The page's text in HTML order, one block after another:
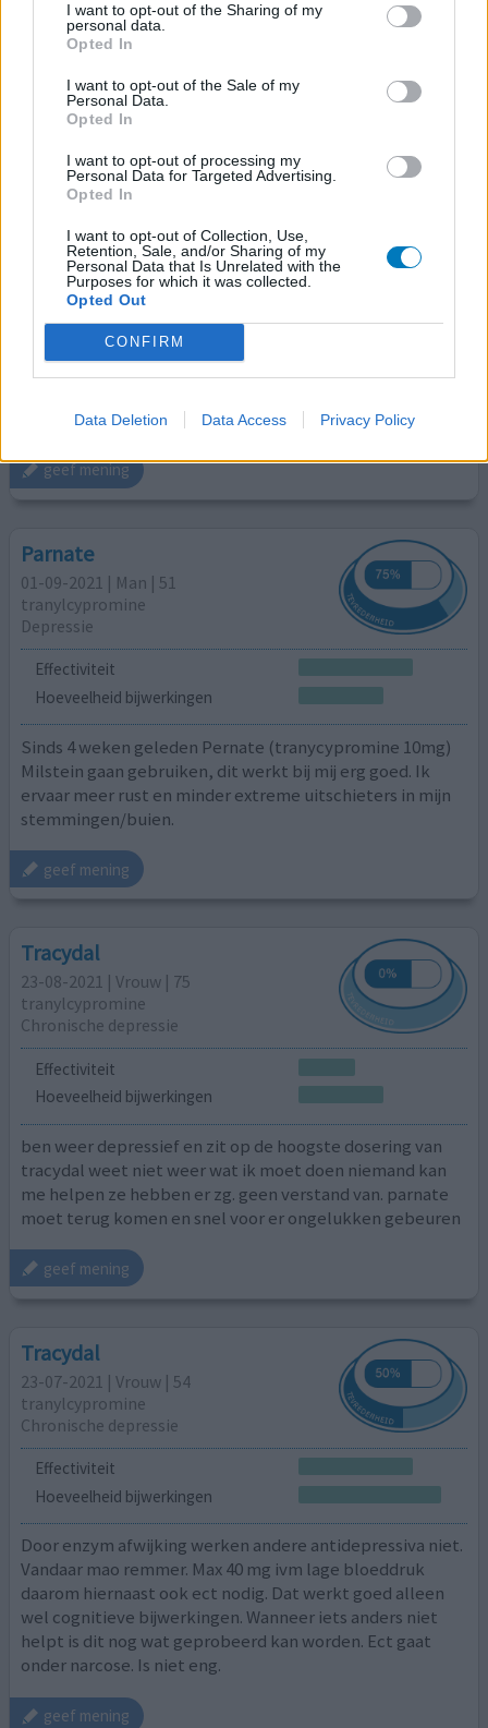
I want to opt-out of the Sharing of my
personal data.
Opted In
I want to opt-out of the Sale of my
Personal Data.
Opted In
I want to opt-out of processing my
Personal Data for Targeted Advertising.
Opted In
I want to opt-out of Collection, Use,
Retention, Sale, and/or Sharing of my
Personal Data that Is Unrelated with the
Purposes for which it was collected.
Opted Out
CONFIRM
Data Deletion Data Access Privacy Policy
Parnate
21-10-2021 | Man | 29
tranylcypromine
Bipolaire stoornis
Effectiviteit
Hoeveelheid bijwerkingen
Een jaar Parnate (origineel product) gebruikt, ingevoerd
uit Canada, en geen effect ondanks dosisverhogingen. Als
er iemand interesse heeft om de resterende hoeveelheid
over te kopen, laat zeker iets weten. Want de kostprijs
van het originele product is aanzienlijk... (Red: in de
meer...]
geef mening
Parnate
01-09-2021 | Man | 51
tranylcypromine
Depressie
Effectiviteit
Hoeveelheid bijwerkingen
Sinds 4 weken geleden Pernate (tranycypromine 10mg)
Milstein gaan gebruiken, dit werkt bij mij erg goed. Ik
ervaar meer rust en minder extreme uitschieters in mijn
stemmingen/buien.
geef mening
Tracydal
23-08-2021 | Vrouw | 75
tranylcypromine
Chronische depressie
Effectiviteit
Hoeveelheid bijwerkingen
ben weer depressief en zit op de hoogste dosering van
tracydal weet niet weer wat ik moet doen niemand kan
me helpen ze hebben er zg. geen verstand van. parnate
moet terug komen en snel voor er ongelukken gebeuren
geef mening
Tracydal
23-07-2021 | Vrouw | 54
tranylcypromine
Chronische depressie
Effectiviteit
Hoeveelheid bijwerkingen
Door enzym afwijking werken andere antidepressiva niet.
Vandaar mao remmer. Max 40 mg ivm lage bloeddruk
daarom hiernaast ook ect nodig. Dat werkt goed alleen
wel cognitieve bijwerkingen. Wanneer iets anders niet
helpt is dit nog wat geprobeerd kan worden. Ect gaat
onder narcose. Is niet eng.
geef mening